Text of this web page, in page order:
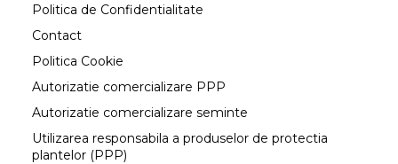
Politica de Confidentialitate
Contact
Politica Cookie
Autorizatie comercializare PPP
Autorizatie comercializare seminte
Utilizarea responsabila a produselor de protectia
plantelor (PPP)